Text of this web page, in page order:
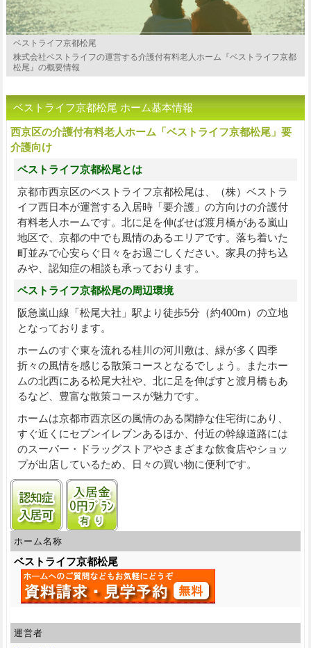
ベストライフ京都松尾
株式会社ベストライフの運営する介護付有料老人ホーム『ベストライフ京都
松尾』の概要情報
ベストライフ京都松尾 ホーム基本情報
西京区の介護付有料老人ホーム「ベストライフ京都松尾」要
介護向け
ベストライフ京都松尾とは
京都市西京区のベストライフ京都松尾は、（株）ベストラ
イフ西日本が運営する入居時「要介護」の方向けの介護付
有料老人ホームです。北に足を伸ばせば渡月橋がある嵐山
地区で、京都の中でも風情のあるエリアです。落ち着いた
町並みで心安らぐ日々をお過ごしください。家具の持ち込
みや、認知症の相談も承っております。
ベストライフ京都松尾の周辺環境
阪急嵐山線「松尾大社」駅より徒歩5分（約400m）の立地
となっております。
ホームのすぐ東を流れる桂川の河川敷は、緑が多く四季
折々の風情を感じる散策コースとなるでしょう。またホー
ムの北西にある松尾大社や、北に足を伸ばすと渡月橋 もあ
るなど、豊富な散策コースが魅力です。
ホームは京都市西京区の風情のある閑静な住宅街にあり、
すぐ近くにセブンイレブンあるほか、付近の幹線道路には
のスーパー・ドラッグストアやさまざまな飲食店やショッ
プが出店しているため、日々の買い物に便利です。
認知症受け入れ可入居金0円プランあり
ホーム名称
ベストライフ京都松尾
運営者